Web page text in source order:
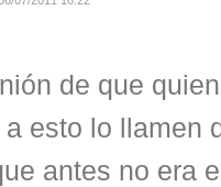
de que
esto lo llamen
antes no era